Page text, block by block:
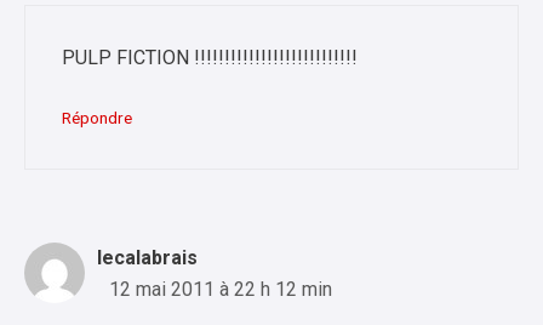
PULP FICTION !!!!!!!!!!!!!!!!!!!!!!!!!!!
Répondre
lecalabrais
12 mai 2011 à 22 h 12 min